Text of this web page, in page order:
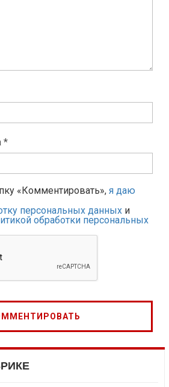
*
«Комментировать», я даю
персональных данных и
обработки персональных